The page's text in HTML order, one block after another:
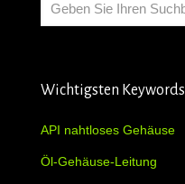
Wichtigsten Keywords
API nahtloses Gehäuse
Öl-Gehäuse-Leitung